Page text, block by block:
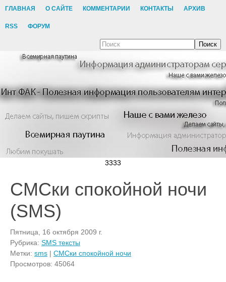
ГЛАВНАЯ О САЙТЕ КОММЕНТАРИИ КОНТАКТЫ АРХИВ
RSS ФОРУМ
Поиск
3333
СМСки спокойной ночи
(SMS)
Пятница, 16 октября 2009 г.
Рубрика: SMS тексты
Метки: sms | СМСки спокойной ночи
Просмотров: 45064